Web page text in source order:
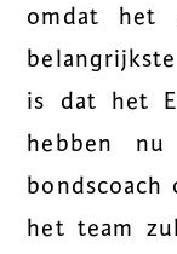
omdat het
is dat het
hebben
het team